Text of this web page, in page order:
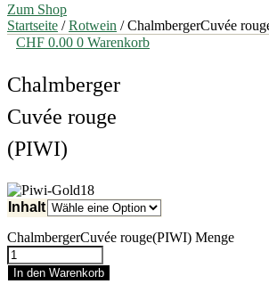
Zum Shop
Startseite /Rotwein / ChalmbergerCuvée
CHF 0.00 0 Warenkorb
Chalmberger
Cuvée rouge
(PIWI)
Inhalt
ChalmbergerCuvée rouge(PIWI) Menge
In den Warenkorb